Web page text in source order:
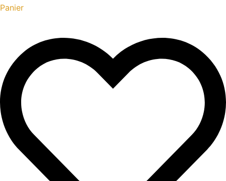
Panier